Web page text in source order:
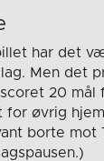
har det
Men det
20 mål
for øvrig
borte mot